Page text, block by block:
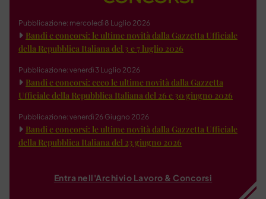
Pubblicazione: mercoledì 8 Luglio 2026
Bandi e concorsi: le ultime novità dalla Gazzetta Ufficiale
della Repubblica Italiana del 3 e 7 luglio 2026
Pubblicazione: venerdì 3 Luglio 2026
Bandi e concorsi: ecco le ultime novità dalla Gazzetta
Ufficiale della Repubblica Italiana del 26 e 30 giugno 2026
Pubblicazione: venerdì 26 Giugno 2026
Bandi e concorsi: le ultime novità dalla Gazzetta Ufficiale
della Repubblica Italiana del 23 giugno 2026
Entra nell'Archivio Lavoro & Concorsi